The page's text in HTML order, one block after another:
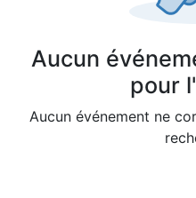
Aucun
pour
Aucun événement ne